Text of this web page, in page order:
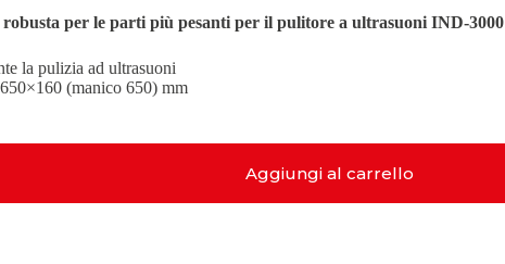
per le parti più pesanti per il pulitore a ultrasuoni IND-3000
la pulizia ad ultrasuoni
(manico 650) mm
Aggiungi al carrello